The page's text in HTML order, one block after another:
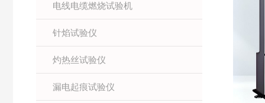
电线电缆燃烧试验机
针焰试验仪
灼热丝试验仪
漏电起痕试验仪